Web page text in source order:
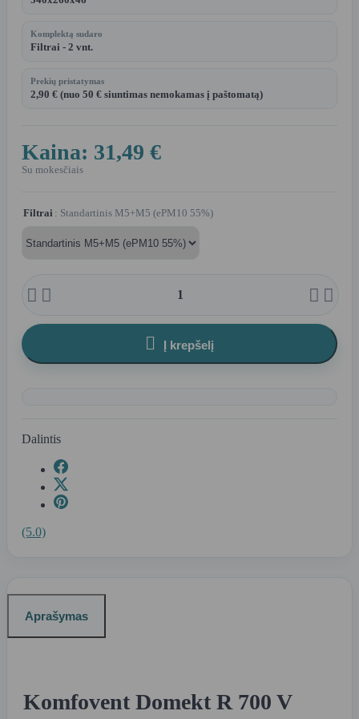
Komplektą sudaro
Filtrai - 2 vnt.
Prekių pristatymas
2,90 € (nuo 50 € siuntimas nemokamas į paštomatą)
Kaina: 31,49 €
Su mokesčiais
Filtrai : Standartinis M5+M5 (ePM10 55%)
   
 Į krepšelį
Dalintis
(5.0)
Aprašymas
Komfovent Domekt R 700 V